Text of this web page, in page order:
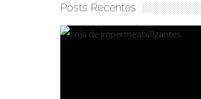
Posts Recentes